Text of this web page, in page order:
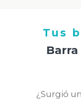
Tus
¿Surgió